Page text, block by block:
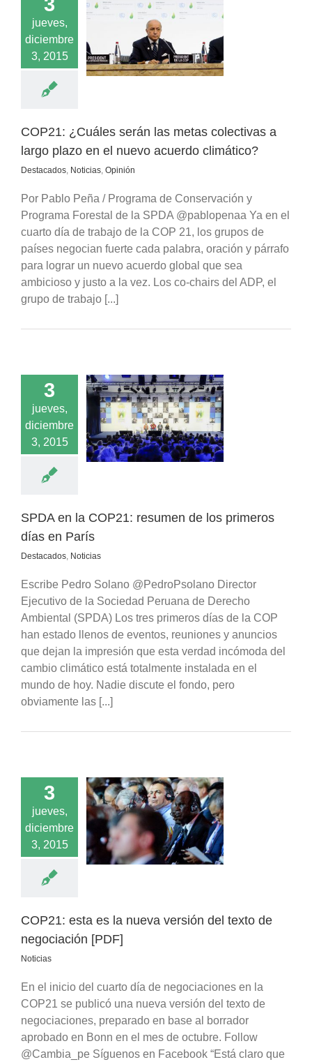
jueves,
diciembre
3, 2015
a largo
nuevo acuerdo
Noticias
COP21: ¿Cuáles serán las metas colectivas a
largo plazo en el nuevo acuerdo climático?
Destacados, Noticias, Opinión
Por Pablo Peña / Programa de Conservación y
Programa Forestal de la SPDA @pablopenaa Ya en el
cuarto día de trabajo de la COP 21, los grupos de
países negocian fuerte cada palabra, oración y párrafo
para lograr un nuevo acuerdo global que sea
ambicioso y justo a la vez. Los co-chairs del ADP, el
grupo de trabajo [...]
3
jueves,
diciembre
3, 2015
en la COP21:
de los primeros
en París
Noticias
SPDA en la COP21: resumen de los primeros
días en París
Destacados, Noticias
Escribe Pedro Solano @PedroPsolano Director
Ejecutivo de la Sociedad Peruana de Derecho
Ambiental (SPDA) Los tres primeros días de la COP
han estado llenos de eventos, reuniones y anuncios
que dejan la impresión que esta verdad incómoda del
cambio climático está totalmente instalada en el
mundo de hoy. Nadie discute el fondo, pero
obviamente las [...]
3
jueves,
diciembre
3, 2015
es la nueva
del texto de
[PDF]
Noticias
COP21: esta es la nueva versión del texto de
negociación [PDF]
Noticias
En el inicio del cuarto día de negociaciones en la
COP21 se publicó una nueva versión del texto de
negociaciones, preparado en base al borrador
aprobado en Bonn en el mes de octubre. Follow
@Cambia_pe Síguenos en Facebook “Está claro que